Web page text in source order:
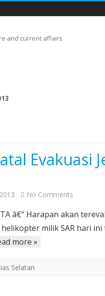
and current affairs
Evakuasi
No Comments
SAR
Batal
â€“ Harapan akan
milik SAR hari
more »
Selatan